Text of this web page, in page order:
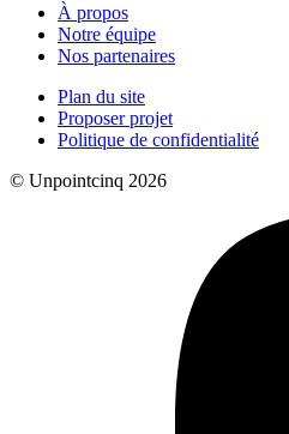
À propos
Notre équipe
Nos partenaires
Plan du site
Proposer projet
Politique de confidentialité
© Unpointcinq 2026